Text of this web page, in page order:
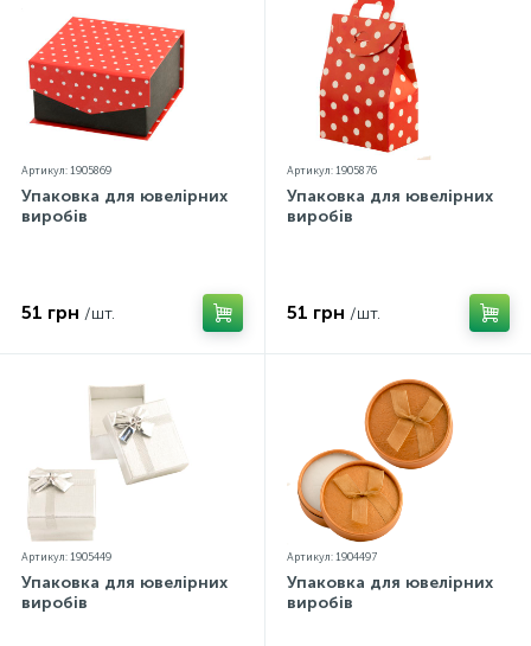
Артикул: 1905869
Упаковка для ювелірних
виробів
51 грн /шт.
Артикул: 1905876
Упаковка для ювелірних
виробів
51 грн /шт.
Артикул: 1905449
Упаковка для ювелірних
виробів
Артикул: 1904497
Упаковка для ювелірних
виробів